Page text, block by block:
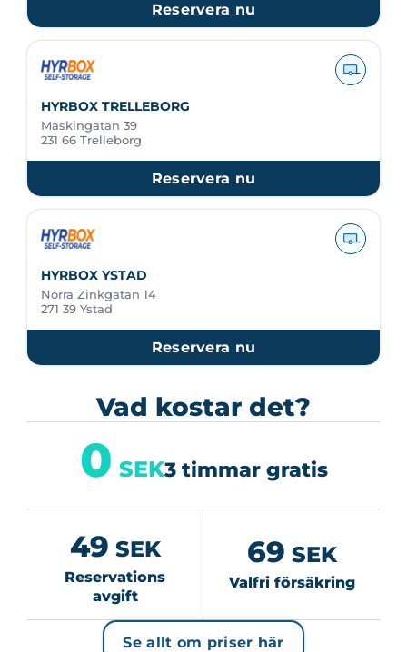
Reservera nu
HYRBOX TRELLEBORG
Maskingatan 39
231 66 Trelleborg
Reservera nu
HYRBOX YSTAD
Norra Zinkgatan 14
271 39 Ystad
Reservera nu
Vad kostar det?
49 SEK
Reservations
avgift
0 SEK3 timmar gratis
69 SEK
Valfri försäkring
Se allt om priser här